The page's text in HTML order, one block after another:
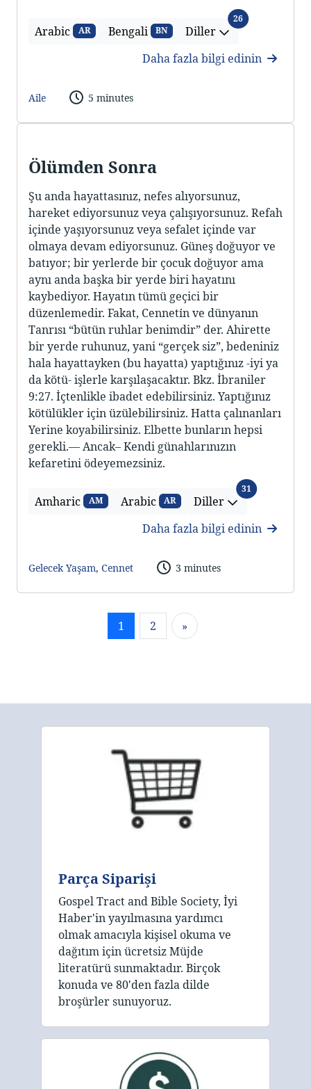
Arabic AR Bengali BN Diller
26Diller
Daha fazla bilgi edinin
Aile 5 minutes
Ölümden Sonra
Şu anda hayattasınız, nefes alıyorsunuz,
hareket ediyorsunuz veya çalışıyorsunuz. Refah
içinde yaşıyorsunuz veya sefalet içinde var
olmaya devam ediyorsunuz. Güneş doğuyor ve
batıyor; bir yerlerde bir çocuk doğuyor ama
aynı anda başka bir yerde biri hayatını
kaybediyor. Hayatın tümü geçici bir
düzenlemedir. Fakat, Cennetı̇n ve dünyanın
Tanrısı “bütün ruhlar benimdir” der. Ahirette
bir yerde ruhunuz, yani “gerçek siz”, bedeniniz
hala hayattayken (bu hayatta) yaptığınız -iyi ya
da kötü- işlerle karşılaşacaktır. Bkz. İbraniler
9:27. İçtenlikle ibadet edebilirsiniz. Yaptığınız
kötülükler için üzülebilirsiniz. Hatta çalınanları
Yerine koyabilirsiniz. Elbette bunların hepsi
gerekli.— Ancak– Kendi günahlarınızın
kefaretini ödeyemezsiniz.
Amharic AM Arabic AR Diller
31 Diller
Daha fazla bilgi edinin
Gelecek Yaşam, Cennet 3 minutes
1 2 »
Parça Siparişi
Gospel Tract and Bible Society, İyi
Haber'in yayılmasına yardımcı
olmak amacıyla kişisel okuma ve
dağıtım için ücretsiz Müjde
literatürü sunmaktadır. Birçok
konuda ve 80'den fazla dilde
broşürler sunuyoruz.